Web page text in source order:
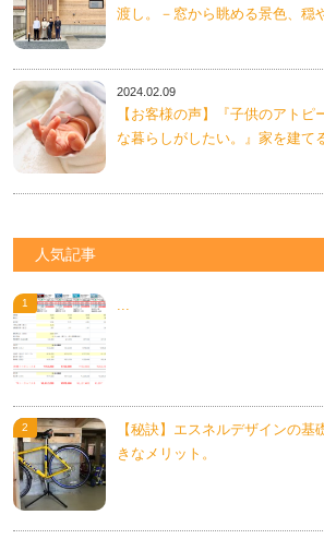
渡し。－窓から眺める景色、穏
2024.02.09
【お客様の声】『子供のアト
な暮らしがしたい。』家を建て
人気記事
...
【秘訣】エスネルデザインの基
きなメリット。